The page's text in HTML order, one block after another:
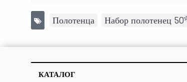
Полотенца Набор полотенец
КАТАЛОГ